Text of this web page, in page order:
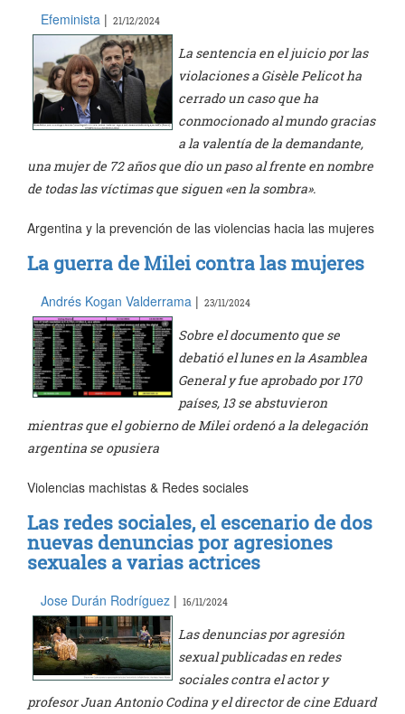
Efeminista | 21/12/2024
La sentencia en el juicio por las
violaciones a Gisèle Pelicot ha
cerrado un caso que ha
conmocionado al mundo gracias
a la valentía de la demandante,
una mujer de 72 años que dio un paso al frente en nombre
de todas las víctimas que siguen «en la sombra».
Argentina y la prevención de las violencias hacia las mujeres
La guerra de Milei contra las mujeres
Andrés Kogan Valderrama | 23/11/2024
Sobre el documento que se
debatió el lunes en la Asamblea
General y fue aprobado por 170
países, 13 se abstuvieron
mientras que el gobierno de Milei ordenó a la delegación
argentina se opusiera
Violencias machistas & Redes sociales
Las redes sociales, el escenario de dos
nuevas denuncias por agresiones
sexuales a varias actrices
Jose Durán Rodríguez | 16/11/2024
Las denuncias por agresión
sexual publicadas en redes
sociales contra el actor y
profesor Juan Antonio Codina y el director de cine Eduard